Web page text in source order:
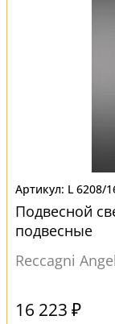
L 6208/
Подвесной
подвесные
Reccagni
16 223 ₽